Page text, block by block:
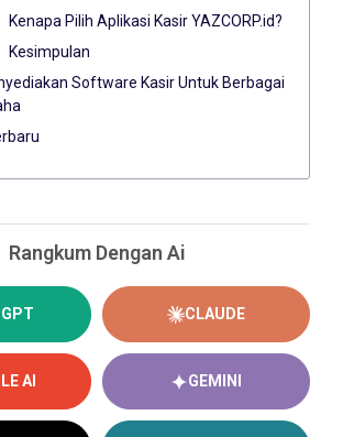
Kenapa Pilih Aplikasi Kasir YAZCORP.id?
Kesimpulan
Software Kasir Untuk Berbagai
Rangkum Dengan Ai
CLAUDE
AI GEMINI